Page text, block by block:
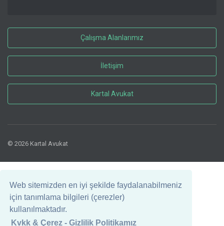
Web sitemizden en iyi şekilde faydalanabilmeniz
için tanımlama bilgileri (çerezler)
kullanılmaktadır.
Kvkk & Çerez - Gizlilik Politikamız
Çalışma Alanlarımız
İletişim
Kartal Avukat
© 2026 Kartal Avukat